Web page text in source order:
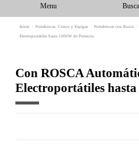
Menu
Inicio Portabrocas, Conos y Espigas Portabrocas con Rosca
Electroportátiles hasta 1000W de Potencia
Con ROSCA
Electroportátiles hasta